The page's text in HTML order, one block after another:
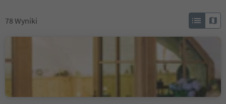
78 Wyniki
Cortina s.s.d.V./Kurtinig, Kurtinig an der Weinstraße/Cortina sulla Strada del Vino, Alto Adige Wine Road